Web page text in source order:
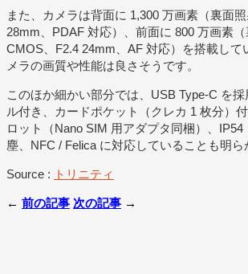
また、カメラは背面に 1,300 万画素（裏面
28mm、PDAF 対応）、前面に 800 万画素
CMOS、F2.4 24mm、AF 対応）を搭載して
メラの画質や性能は良さそうです。
このほか細かい部分では、USB Type-C を
ル付き、カードポケット（クレカ 1 枚分）
ロット（Nano SIM 用アダプタ同梱）、
塵、NFC / Felica に対応していることも明ら
Source : トリニティ
← 前の記事 次の記事 →